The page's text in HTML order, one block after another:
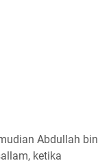
Abdullah bin
ketika